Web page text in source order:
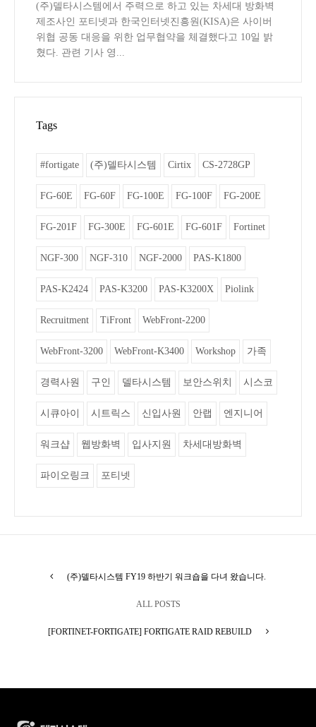
(주)델타시스템에서 주력으로 하고 있는 차세대 방화벽
제조사인 포티넷과 한국인터넷진흥원(KISA)은 사이버
위협 공동 대응을 위한 업무협약을 체결했다고 10일 밝
혔다. 관련 기사 영...
Tags
#fortigate (주)델타시스템 Cirtix CS-2728GP
FG-60E FG-60F FG-100E FG-100F FG-200E
FG-201F FG-300E FG-601E FG-601F Fortinet
NGF-300 NGF-310 NGF-2000 PAS-K1800
PAS-K2424 PAS-K3200 PAS-K3200X Piolink
Recruitment TiFront WebFront-2200
WebFront-3200 WebFront-K3400 Workshop 가족
경력사원 구인 델타시스템 보안스위치 시스코
시큐아이 시트릭스 신입사원 안랩 엔지니어
워크샵 웹방화벽 입사지원 차세대방화벽
파이오링크 포티넷
(주)델타시스템 FY19 하반기 워크숍을 다녀 왔습니다.
ALL POSTS
[FORTINET-FORTIGATE] FORTIGATE RAID REBUILD